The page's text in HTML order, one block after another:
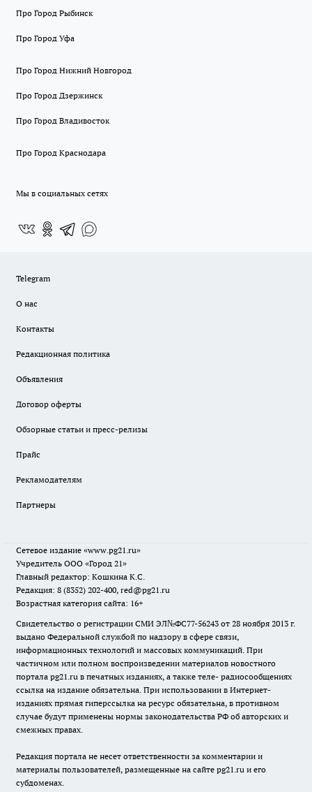
Про Город Рыбинск
Про Город Уфа
Про Город Нижний Новгород
Про Город Дзержинск
Про Город Владивосток
Про Город Краснодара
Мы в социальных сетях
Telegram
О нас
Контакты
Редакционная политика
Объявления
Договор оферты
Обзорные статьи и пресс-релизы
Прайс
Рекламодателям
Партнеры
Сетевое издание «www.pg21.ru»
Учредитель ООО «Город 21»
Главный редактор: Кошкина К.С.
Редакция: 8 (8352) 202-400, red@pg21.ru
Возрастная категория сайта: 16+
Свидетельство о регистрации СМИ ЭЛ№ФС77-56243 от 28 ноября 2013 г.
выдано Федеральной службой по надзору в сфере связи,
информационных технологий и массовых коммуникаций. При
частичном или полном воспроизведении материалов новостного
портала pg21.ru в печатных изданиях, а также теле- радиосообщениях
ссылка на издание обязательна. При использовании в Интернет-
изданиях прямая гиперссылка на ресурс обязательна, в противном
случае будут применены нормы законодательства РФ об авторских и
смежных правах.
Редакция портала не несет ответственности за комментарии и
материалы пользователей, размещенные на сайте pg21.ru и его
субдоменах.